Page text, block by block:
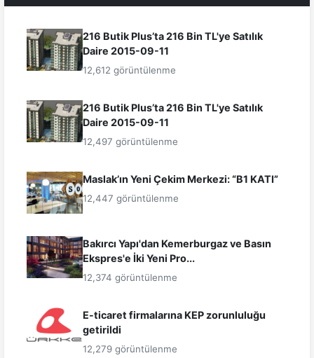
216 Butik Plus’ta 216 Bin TL'ye Satılık
Daire 2015-09-11
12,612 görüntülenme
216 Butik Plus’ta 216 Bin TL'ye Satılık
Daire 2015-09-11
12,497 görüntülenme
Maslak’ın Yeni Çekim Merkezi: “B1 KATI”
12,447 görüntülenme
Bakırcı Yapı'dan Kemerburgaz ve Basın
Ekspres'e İki Yeni Pro...
12,374 görüntülenme
E-ticaret firmalarına KEP zorunluluğu
getirildi
12,279 görüntülenme